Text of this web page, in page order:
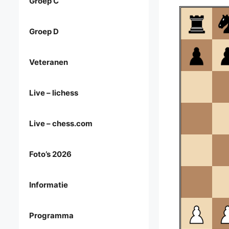
Groep D
Veteranen
Live – lichess
Live – chess.com
Foto’s 2026
Informatie
Programma